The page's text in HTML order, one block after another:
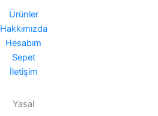
Ürünler
Hakkımızda
Hesabım
Sepet
İletişim
Yasal